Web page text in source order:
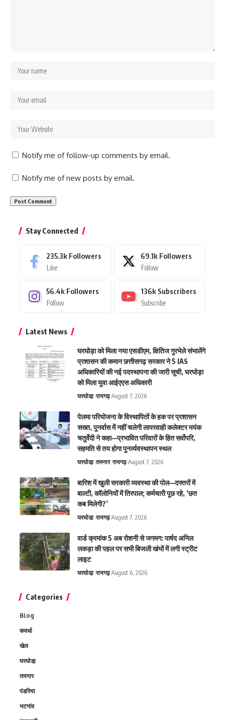
Notify me of follow-up comments by email.
Notify me of new posts by email.
Stay Connected
235.3k Followers
Like
69.1k Followers
Follow
56.4k Followers
Follow
136k Subscribers
Subscribe
Latest News
घरघोड़ा को मिला नया एसडीएम, क्षितिज गुरभेले संभालेंगे
प्रशासन की कमान छत्तीसगढ़ सरकार ने 5 IAS
अधिकारियों की नई पदस्थापना की जारी सूची, घरघोड़ा
को मिला युवा आईएएस अधिकारी
घरघोडा़ रायगढ़ August 7, 2026
पेलमा परियोजना के विस्थापितों के हक पर प्रशासन
सख्त, पुनर्वास में नहीं चलेगी लापरवाही कलेक्टर मयंक
चतुर्वेदी ने कहा—प्रभावित परिवारों के हित सर्वोपरि,
सहमति से तय होगा पुनर्व्यवस्थापन स्थल
घरघोडा़ तमनार रायगढ़ August 7, 2026
बारिश में खुली सरकारी व्यवस्था की पोल—दफ्तरों में
बाल्टी, कॉलोनियों में तिरपाल; कर्मचारी पूछ रहे, ‘छत
कब मिलेगी?’
घरघोडा़ रायगढ़ August 7, 2026
वार्ड क्रमांक 5 अब रोशनी से जगमग: पार्षद अनिल
लकड़ा की पहल पर सभी बिजली खंभों में लगी स्ट्रीट
लाइट
घरघोडा़ रायगढ़ August 6, 2026
Categories
Blog
कवर्धा
खेल
घरघोडा़
तमनार
पंडरिया
भटगांव